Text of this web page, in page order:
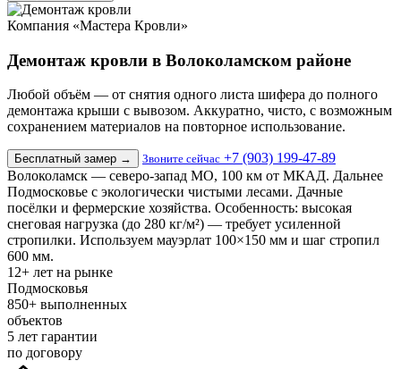
Компания «Мастера Кровли»
Демонтаж кровли в Волоколамском районе
Любой объём — от снятия одного листа шифера до полного
демонтажа крыши с вывозом. Аккуратно, чисто, с возможным
сохранением материалов на повторное использование.
Бесплатный замер → Звоните сейчас +7 (903) 199-47-89
Волоколамск — северо-запад МО, 100 км от МКАД. Дальнее
Подмосковье с экологически чистыми лесами. Дачные
посёлки и фермерские хозяйства. Особенность: высокая
снеговая нагрузка (до 280 кг/м²) — требует усиленной
стропилки. Используем мауэрлат 100×150 мм и шаг стропил
600 мм.
12+ лет на рынке
Подмосковья
850+ выполненных
объектов
5 лет гарантии
по договору